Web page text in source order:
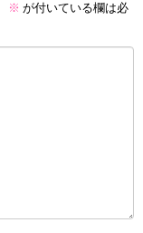
※ が付いている欄は必